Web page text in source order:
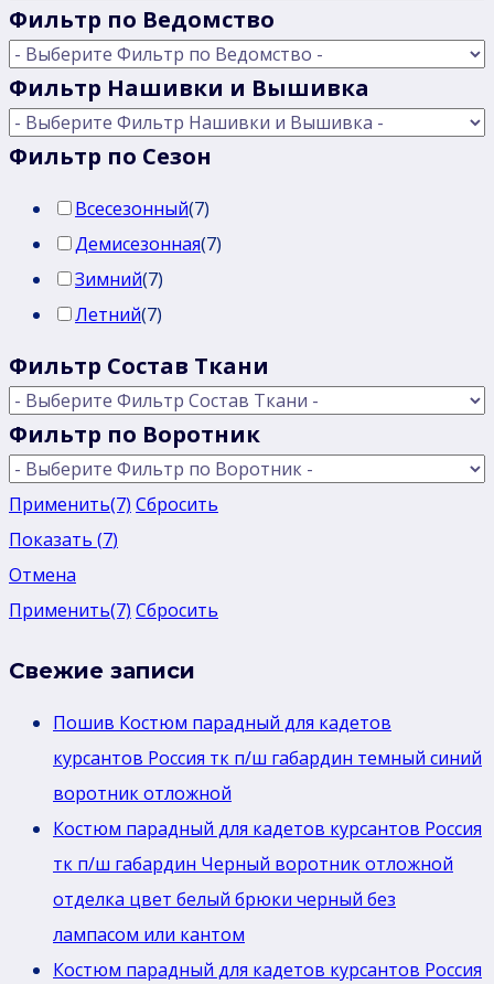
Фильтр по Ведомство
Фильтр Нашивки и Вышивка
Фильтр по Сезон
Всесезонный(7)
Демисезонная(7)
Зимний(7)
Летний(7)
Фильтр Состав Ткани
Фильтр по Воротник
Применить(7) Сбросить
Показать (7)
Отмена
Применить(7) Сбросить
Свежие записи
Пошив Костюм парадный для кадетов
курсантов Россия тк п/ш габардин темный синий
воротник отложной
Костюм парадный для кадетов курсантов Россия
тк п/ш габардин Черный воротник отложной
отделка цвет белый брюки черный без
лaмпасом или кантом
Костюм парадный для кадетов курсантов Россия